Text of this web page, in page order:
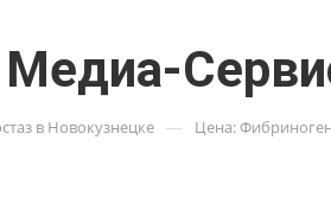
Медиа-
в Новокузнецке — Цена: